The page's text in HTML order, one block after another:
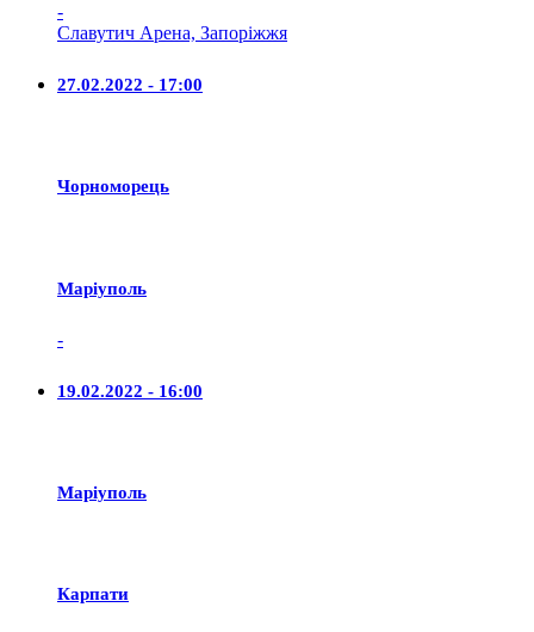
-
Славутич Арена, Запоріжжя
27.02.2022 - 17:00
Чорноморець
Маріуполь
-
19.02.2022 - 16:00
Маріуполь
Карпати